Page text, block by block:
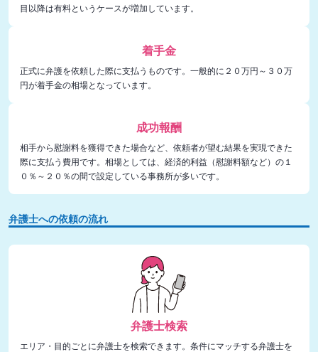
目以降は有料というケースが増加しています。
着手金
正式に弁護を依頼した際に支払うものです。一般的に２０万円～３０万
円が着手金の相場となっています。
成功報酬
相手から慰謝料を獲得できた場合など、依頼者が望む結果を実現できた
際に支払う費用です。相場としては、経済的利益（慰謝料額など）の１
０％～２０％の間で設定している事務所が多いです。
弁護士への依頼の流れ
弁護士検索
エリア・目的ごとに弁護士を検索できます。条件にマッチする弁護士を